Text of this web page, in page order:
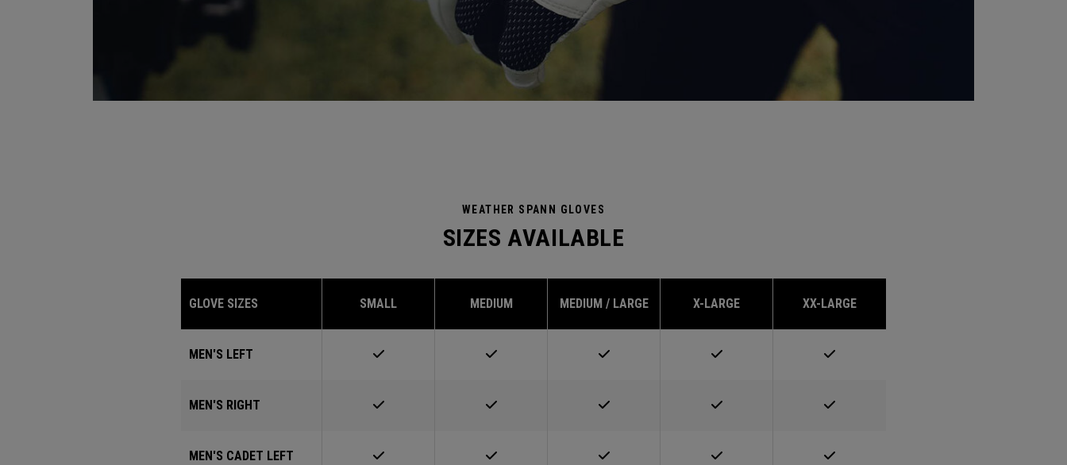
WEATHER SPANN GLOVES
SIZES AVAILABLE
GLOVE SIZES SMALL MEDIUM MEDIUM / LARGE X-LARGE XX-LARGE
MEN'S LEFT
MEN'S RIGHT
MEN'S CADET LEFT